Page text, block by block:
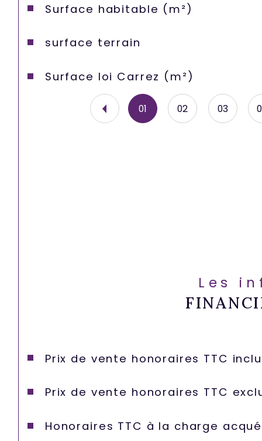
Surface habitable (m²)
surface terrain
Surface loi Carrez (m²)
01 02 03
Les
Prix de vente honoraires TTC
Prix de vente honoraires TTC
Honoraires TTC à la charge